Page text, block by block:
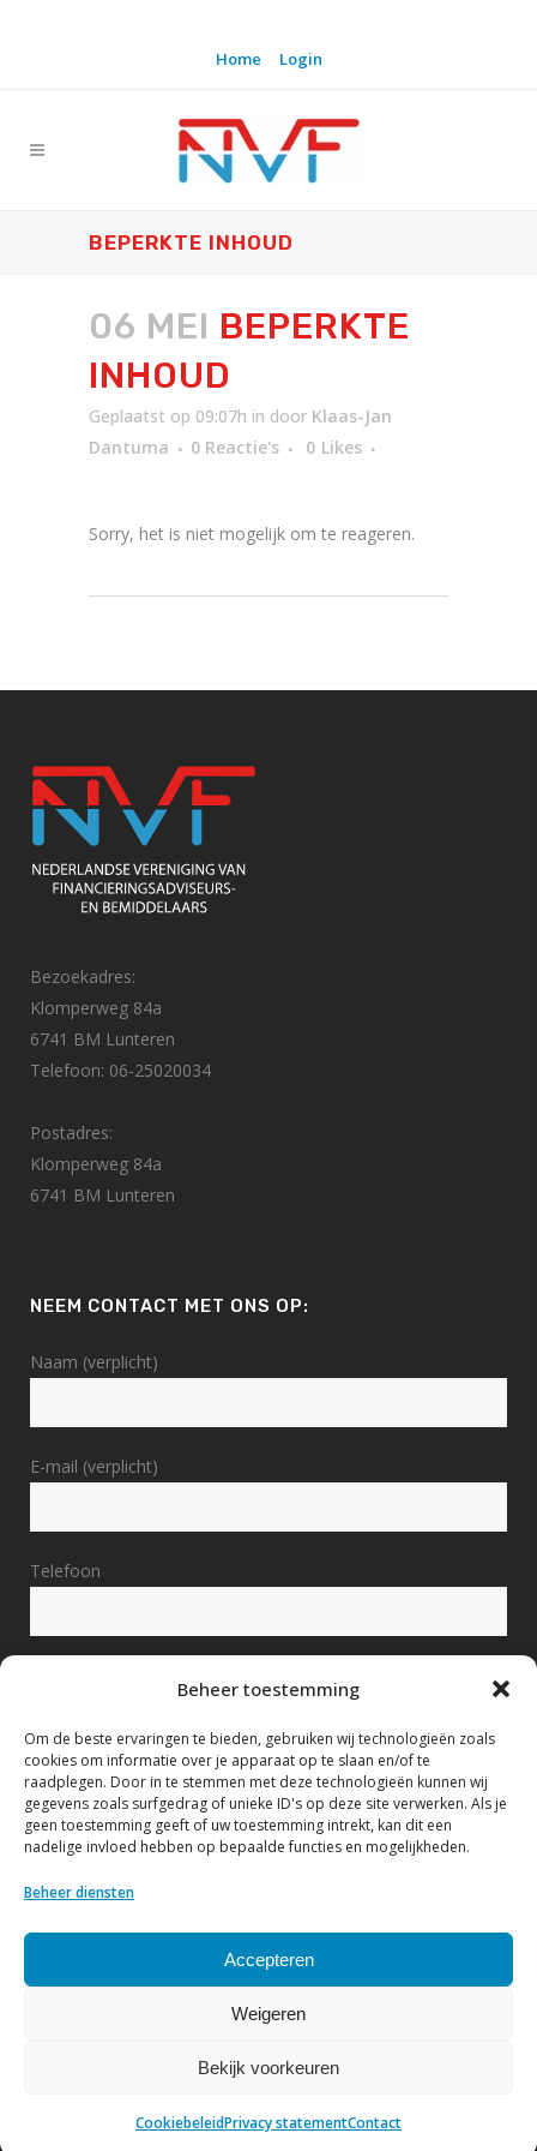
Beheer toestemming
Om de beste ervaringen te bieden, gebruiken wij technologieën zoals
cookies om informatie over je apparaat op te slaan en/of te
raadplegen. Door in te stemmen met deze technologieën kunnen wij
gegevens zoals surfgedrag of unieke ID's op deze site verwerken. Als je
geen toestemming geeft of uw toestemming intrekt, kan dit een
nadelige invloed hebben op bepaalde functies en mogelijkheden.
Beheer diensten
Accepteren
Weigeren
Bekijk voorkeuren
CookiebeleidPrivacy statementContact
Home Login
BEPERKTE INHOUD
06 MEI BEPERKTE
INHOUD
Geplaatst op 09:07h in door Klaas-Jan
Dantuma
0 Reactie's 0 Likes
Sorry, het is niet mogelijk om te reageren.
Bezoekadres:
Klomperweg 84a
6741 BM Lunteren
Telefoon: 06-25020034
Postadres:
Klomperweg 84a
6741 BM Lunteren
NEEM CONTACT MET ONS OP:
Naam (verplicht)
E-mail (verplicht)
Telefoon
Ik geef hierbij toestemming om mijn gegevens te
verwerken conform het Privacy statement.
Privacy statement